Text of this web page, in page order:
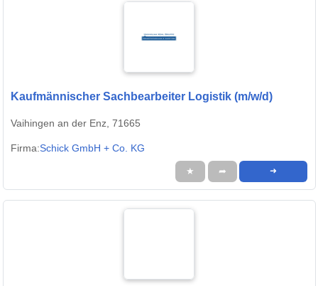
Kaufmännischer Sachbearbeiter Logistik (m/w/d)
Vaihingen an der Enz, 71665
Firma:Schick GmbH + Co. KG
★ ➦ ➜